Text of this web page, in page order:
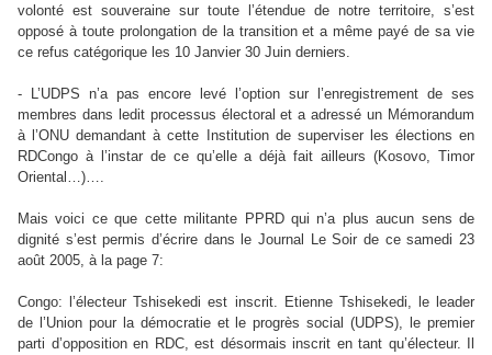
volonté est souveraine sur toute l’étendue de notre territoire, s’est
opposé à toute prolongation de la transition et a même payé de sa vie
ce refus catégorique les 10 Janvier 30 Juin derniers.
- L’UDPS n’a pas encore levé l’option sur l’enregistrement de ses
membres dans ledit processus électoral et a adressé un Mémorandum
à l’ONU demandant à cette Institution de superviser les élections en
RDCongo à l’instar de ce qu’elle a déjà fait ailleurs (Kosovo, Timor
Oriental…)….
Mais voici ce que cette militante PPRD qui n’a plus aucun sens de
dignité s’est permis d’écrire dans le Journal Le Soir de ce samedi 23
août 2005, à la page 7:
Congo: l’électeur Tshisekedi est inscrit. Etienne Tshisekedi, le leader
de l’Union pour la démocratie et le progrès social (UDPS), le premier
parti d’opposition en RDC, est désormais inscrit en tant qu’électeur. Il